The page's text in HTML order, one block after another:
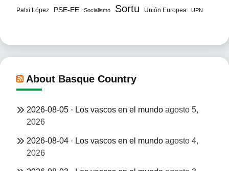
Patxi López PSE-EE Socialismo Sortu Unión Europea UPN
About Basque Country
2026-08-05 · Los vascos en el mundo agosto 5,
2026
2026-08-04 · Los vascos en el mundo agosto 4,
2026